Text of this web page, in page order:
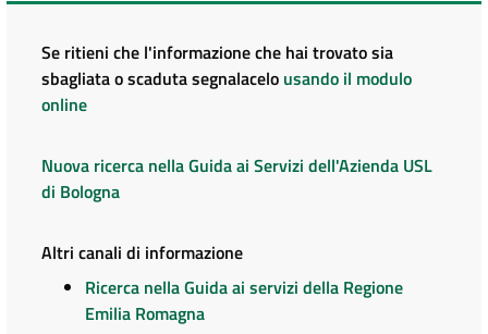
Se ritieni che l'informazione che hai trovato sia
sbagliata o scaduta segnalacelo usando il modulo
online
Nuova ricerca nella Guida ai Servizi dell'Azienda USL
di Bologna
Altri canali di informazione
Ricerca nella Guida ai servizi della Regione
Emilia Romagna